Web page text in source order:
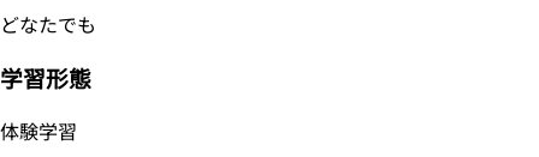
どなたでも
学習形態
体験学習